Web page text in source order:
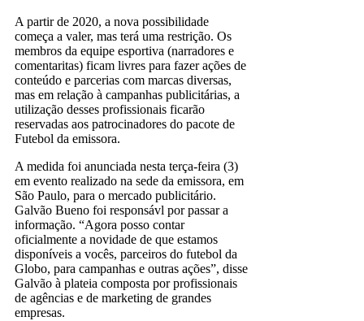
A partir de 2020, a nova possibilidade
começa a valer, mas terá uma restrição. Os
membros da equipe esportiva (narradores e
comentaritas) ficam livres para fazer ações de
conteúdo e parcerias com marcas diversas,
mas em relação à campanhas publicitárias, a
utilização desses profissionais ficarão
reservadas aos patrocinadores do pacote de
Futebol da emissora.
A medida foi anunciada nesta terça-feira (3)
em evento realizado na sede da emissora, em
São Paulo, para o mercado publicitário.
Galvão Bueno foi responsávl por passar a
informação. “Agora posso contar
oficialmente a novidade de que estamos
disponíveis a vocês, parceiros do futebol da
Globo, para campanhas e outras ações”, disse
Galvão à plateia composta por profissionais
de agências e de marketing de grandes
empresas.